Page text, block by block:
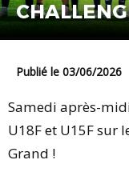
Publié le 03/06/2026
Samedi après-
U18F et U15F sur
Grand !